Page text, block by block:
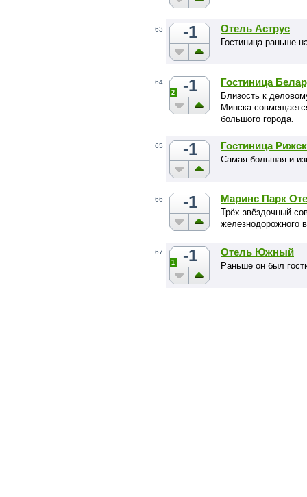
63 -1 Отель Аструс
Гостиница раньше
64 -1
2
Гостиница
Близость к
Минска
большого города.
65 -1 Гостиница
Самая большая и
66 -1 Маринс Парк
Трёх звёздочный
железнодорожного
67 -1
1
Отель Южный
Раньше он был